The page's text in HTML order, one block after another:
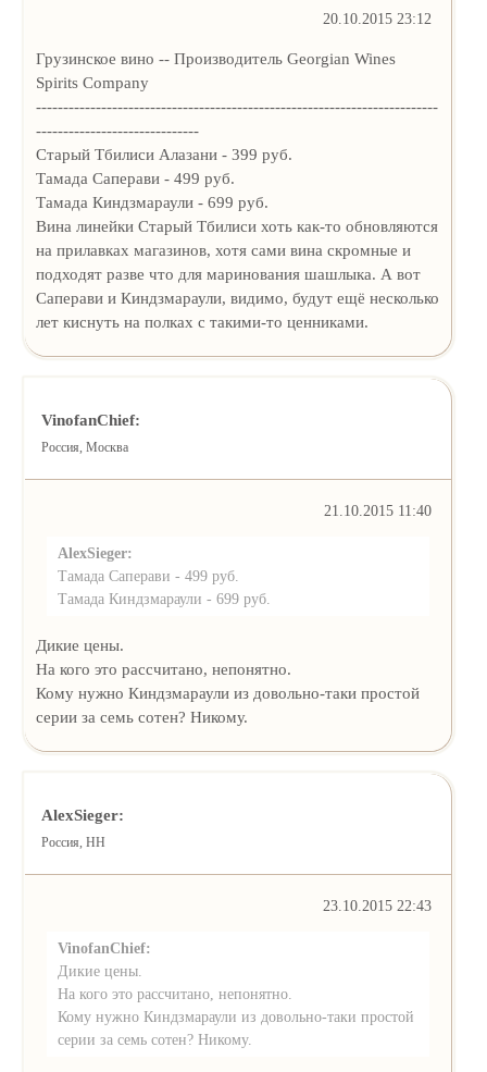
20.10.2015 23:12
Грузинское вино -- Производитель Georgian Wines
Spirits Company
--------------------------------------------------------------------------
------------------------------
Старый Тбилиси Алазани - 399 руб.
Тамада Саперави - 499 руб.
Тамада Киндзмараули - 699 руб.
Вина линейки Старый Тбилиси хоть как-то обновляются
на прилавках магазинов, хотя сами вина скромные и
подходят разве что для маринования шашлыка. А вот
Саперави и Киндзмараули, видимо, будут ещё несколько
лет киснуть на полках с такими-то ценниками.
VinofanChief:
Россия, Москва
21.10.2015 11:40
AlexSieger:
Тамада Саперави - 499 руб.
Тамада Киндзмараули - 699 руб.
Дикие цены.
На кого это рассчитано, непонятно.
Кому нужно Киндзмараули из довольно-таки простой
серии за семь сотен? Никому.
AlexSieger:
Россия, НН
23.10.2015 22:43
VinofanChief:
Дикие цены.
На кого это рассчитано, непонятно.
Кому нужно Киндзмараули из довольно-таки простой
серии за семь сотен? Никому.